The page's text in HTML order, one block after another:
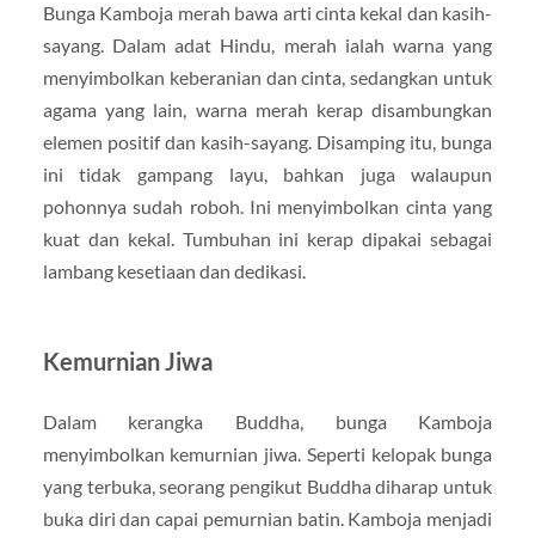
Bunga Kamboja merah bawa arti cinta kekal dan kasih-
sayang. Dalam adat Hindu, merah ialah warna yang
menyimbolkan keberanian dan cinta, sedangkan untuk
agama yang lain, warna merah kerap disambungkan
elemen positif dan kasih-sayang. Disamping itu, bunga
ini tidak gampang layu, bahkan juga walaupun
pohonnya sudah roboh. Ini menyimbolkan cinta yang
kuat dan kekal. Tumbuhan ini kerap dipakai sebagai
lambang kesetiaan dan dedikasi.
Kemurnian Jiwa
Dalam kerangka Buddha, bunga Kamboja
menyimbolkan kemurnian jiwa. Seperti kelopak bunga
yang terbuka, seorang pengikut Buddha diharap untuk
buka diri dan capai pemurnian batin. Kamboja menjadi